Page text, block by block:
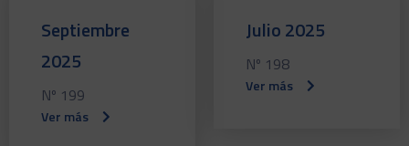
Septiembre
2025
Nº 199
Ver más
Julio 2025
Nº 198
Ver más